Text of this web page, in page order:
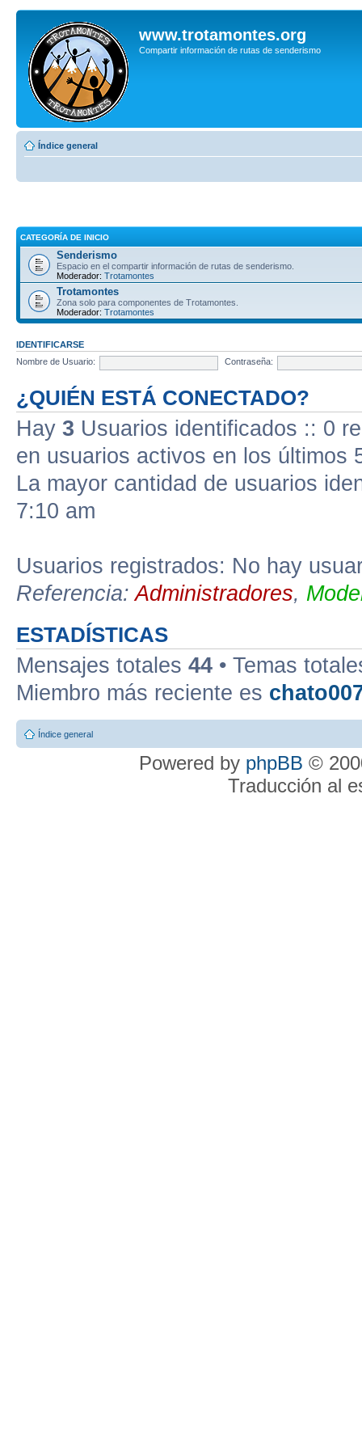
www.trotamontes.org
Compartir información de rutas de senderismo
Índice general
CATEGORÍA DE INICIO
Senderismo
Espacio en el compartir información de rutas de senderismo.
Moderador: Trotamontes
Trotamontes
Zona solo para componentes de Trotamontes.
Moderador: Trotamontes
IDENTIFICARSE
Nombre de Usuario:
Contraseña:
¿QUIÉN ESTÁ CONECTADO?
Hay 3 Usuarios identificados :: 0
en usuarios activos en los últimos
La mayor cantidad de usuarios
7:10 am
Usuarios registrados: No hay
Referencia:Administradores,
ESTADÍSTICAS
Mensajes totales 44 • Temas
Miembro más reciente es
Índice general
Powered by phpBB ©
Traducción al